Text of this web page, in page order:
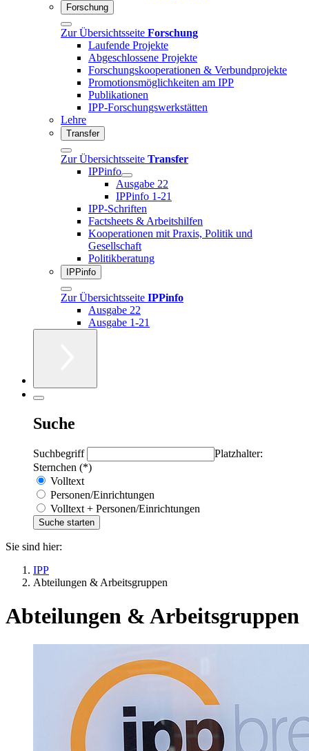
Forschung
Zur Übersichtsseite Forschung
Laufende Projekte
Abgeschlossene Projekte
Forschungskooperationen & Verbundprojekte
Promotionsmöglichkeiten am IPP
Publikationen
IPP-Forschungswerkstätten
Lehre
Transfer
Zur Übersichtsseite Transfer
IPPinfo
Ausgabe 22
IPPinfo 1-21
IPP-Schriften
Factsheets & Arbeitshilfen
Kooperationen mit Praxis, Politik und
Gesellschaft
Politikberatung
IPPinfo
Zur Übersichtsseite IPPinfo
Ausgabe 22
Ausgabe 1-21
Suche
Suchbegriff
Platzhalter:
Sternchen (*)
Volltext
Personen/Einrichtungen
Volltext + Personen/Einrichtungen
Sie sind hier:
IPP
Abteilungen & Arbeitsgruppen
Abteilungen & Arbeitsgruppen